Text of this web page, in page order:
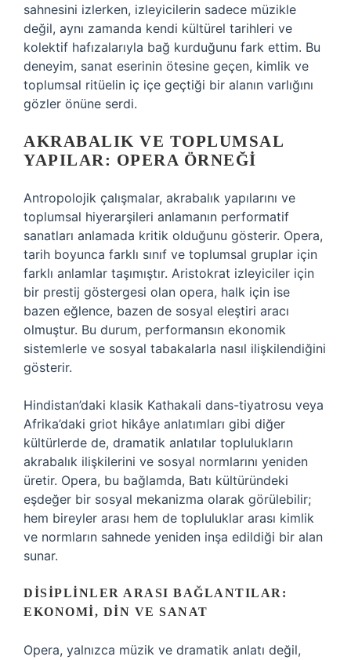
sahnesini izlerken, izleyicilerin sadece müzikle
değil, aynı zamanda kendi kültürel tarihleri ve
kolektif hafızalarıyla bağ kurduğunu fark ettim. Bu
deneyim, sanat eserinin ötesine geçen, kimlik ve
toplumsal ritüelin iç içe geçtiği bir alanın varlığını
gözler önüne serdi.
AKRABALIK VE TOPLUMSAL
YAPILAR: OPERA ÖRNEĞI
Antropolojik çalışmalar, akrabalık yapılarını ve
toplumsal hiyerarşileri anlamanın performatif
sanatları anlamada kritik olduğunu gösterir. Opera,
tarih boyunca farklı sınıf ve toplumsal gruplar için
farklı anlamlar taşımıştır. Aristokrat izleyiciler için
bir prestij göstergesi olan opera, halk için ise
bazen eğlence, bazen de sosyal eleştiri aracı
olmuştur. Bu durum, performansın ekonomik
sistemlerle ve sosyal tabakalarla nasıl ilişkilendiğini
gösterir.
Hindistan’daki klasik Kathakali dans-tiyatrosu veya
Afrika’daki griot hikâye anlatımları gibi diğer
kültürlerde de, dramatik anlatılar toplulukların
akrabalık ilişkilerini ve sosyal normlarını yeniden
üretir. Opera, bu bağlamda, Batı kültüründeki
eşdeğer bir sosyal mekanizma olarak görülebilir;
hem bireyler arası hem de topluluklar arası kimlik
ve normların sahnede yeniden inşa edildiği bir alan
sunar.
DISIPLINLER ARASI BAĞLANTILAR:
EKONOMI, DIN VE SANAT
Opera, yalnızca müzik ve dramatik anlatı değil,